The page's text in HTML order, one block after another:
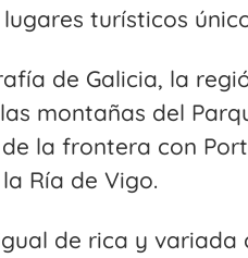
turísticos
de Galicia, la
montañas del
la frontera con
Ría de Vigo.
de rica y